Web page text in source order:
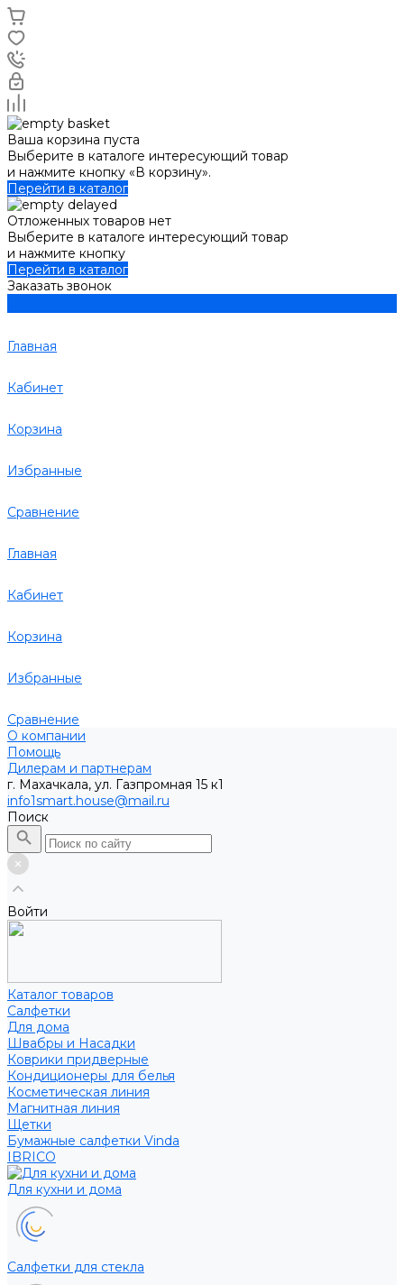
Ваша корзина пуста
Выберите в каталоге интересующий товар
и нажмите кнопку «В корзину».
Перейти в каталог
Отложенных товаров нет
Выберите в каталоге интересующий товар
и нажмите кнопку
Перейти в каталог
Заказать звонок
Главная
Кабинет
Корзина
Избранные
Сравнение
Главная
Кабинет
Корзина
Избранные
Сравнение
О компании
Помощь
Дилерам и партнерам
г. Махачкала, ул. Газпромная 15 к1
info1smart.house@mail.ru
Поиск
Войти
Каталог товаров
Салфетки
Для дома
Швабры и Насадки
Коврики придверные
Кондиционеры для белья
Косметическая линия
Магнитная линия
Щетки
Бумажные салфетки Vinda
IBRICO
Для кухни и дома
Салфетки для стекла